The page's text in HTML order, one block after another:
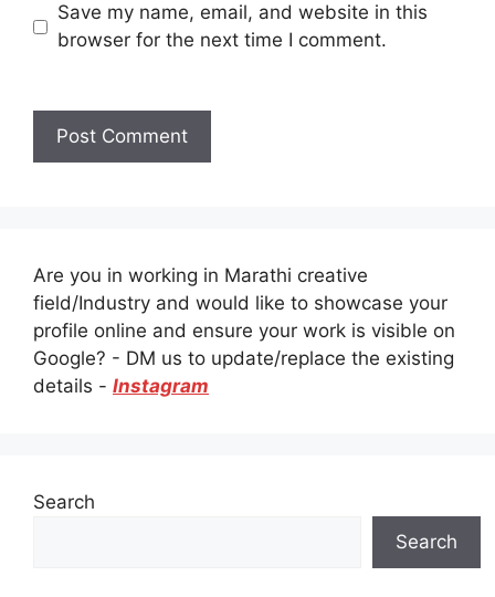
Save my name, email, and website in this
browser for the next time I comment.
Are you in working in Marathi creative
field/Industry and would like to showcase your
profile online and ensure your work is visible on
Google? - DM us to update/replace the existing
details - Instagram
Search
Search